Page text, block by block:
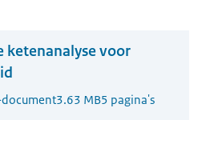
ketenanalyse voor
document3.63 MB5 pagina's